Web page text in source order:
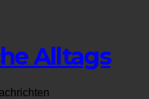
Alltags